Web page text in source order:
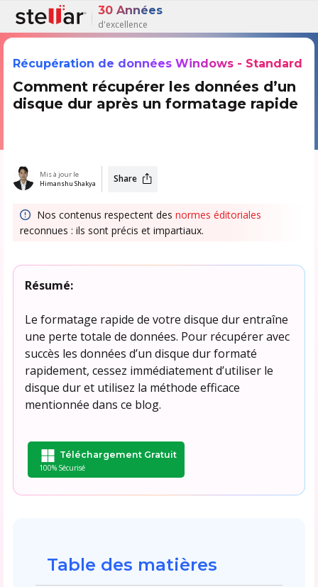
30 Années
d'excellence
Récupération de données Windows - Standard
Comment récupérer les données d’un
disque dur après un formatage rapide
Mis à jour le
Himanshu Shakya Share
Nos contenus respectent des normes éditoriales
reconnues : ils sont précis et impartiaux.
Résumé:
Le formatage rapide de votre disque dur entraîne
une perte totale de données. Pour récupérer avec
succès les données d’un disque dur formaté
rapidement, cessez immédiatement d’utiliser le
disque dur et utilisez la méthode efficace
mentionnée dans ce blog.
Téléchargement Gratuit
100% Sécurisé
Table des matières